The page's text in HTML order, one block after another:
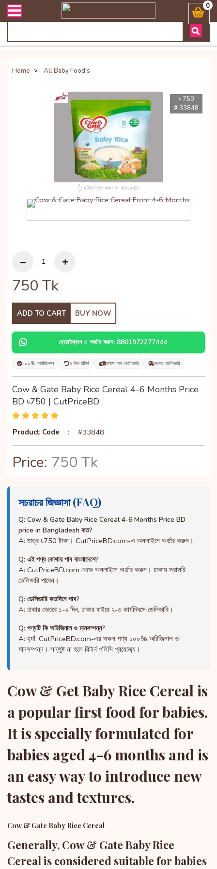
সংক্রান্ত যেকোনো জিজ্ঞাসায় কল করুনঃ ( Whatsapp ) 0
Home > All Baby Food's
৳ 750
# 33848
👆 ছবিতে ট্যাপ করুন বড় করে দেখতে
750 Tk
ADD TO CART BUY NOW
হোয়াটস্যাপ এ অর্ডার করুন: 8801972277444
১০০% অরিজিনাল ৭ দিন রিটার্ন ক্যাশ অন ডেলিভারি দ্রুত ডেলিভারি
Cow & Gate Baby Rice Cereal 4-6 Months Price
BD ৳750 | CutPriceBD
Product Code : #33848
Price: 750 Tk
সচরাচর জিজ্ঞাসা (FAQ)
Q: Cow & Gate Baby Rice Cereal 4-6 Months Price BD
price in Bangladesh কত?
A: মাত্র ৳750 টাকা। CutPriceBD.com-এ অনলাইনে অর্ডার করুন।
Q: এই পণ্য কোথায় পাব বাংলাদেশে?
A: CutPriceBD.com থেকে অনলাইনে অর্ডার করুন। ঢাকায় সরাসরি
ডেলিভারি পাবেন।
Q: ডেলিভারি কতদিনে পাব?
A: ঢাকার ভেতরে ১-২ দিন, ঢাকার বাইরে ২-৩ কার্যদিবসে ডেলিভারি।
Q: পণ্যটি কি অরিজিনাল ও মানসম্পন্ন?
A: হ্যাঁ, CutPriceBD.com-এর সকল পণ্য ১০০% অরিজিনাল ও
মানসম্পন্ন। সন্তুষ্ট না হলে রিটার্ন পলিসি প্রযোজ্য।
Cow & Get Baby Rice Cereal is
a popular first food for babies.
It is specially formulated for
babies aged 4-6 months and is
an easy way to introduce new
tastes and textures.
Cow & Gate Baby Rice Cereal
Generally, Cow & Gate Baby Rice
Cereal is considered suitable for babies